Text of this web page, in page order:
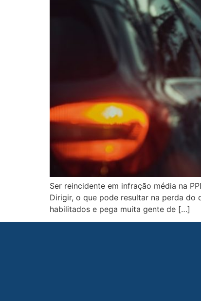
Ser reincidente em infração média na
Dirigir, o que pode resultar na perda
habilitados e pega muita gente de […]